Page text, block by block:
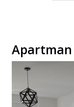
Apartman